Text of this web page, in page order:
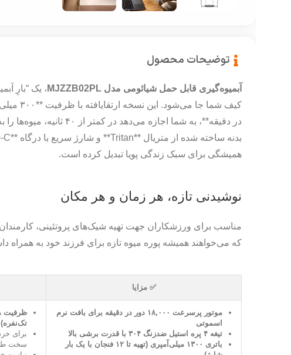
توضیحات محصول
آبمیوه‌گیری قابل حمل شیائومی مدل MJZZB02PL
، یک “بارِ
در دقیقه**، به شما اجازه
همیشگی برای سبک زندگی پویا تبدیل کرده است.
نوشیدنی تازه، هر زمان و هر مکان
مناسب برای ورزشکاران جهت تهیه شیک‌های پروتئینی،
که می‌خواهند همیشه پوره میوه تازه برای فرزند خود به همراه
✅ مزایا
موتور پرسرعت ۱۸,۰۰۰ دور در دقیقه برای بافت نرم
اسموتی
تیغه ۴ پره استیل ضدزنگ ۳۰۴ با قدرت برشی بالا
باتری ۱۳۰۰ میلی‌آمپری (تهیه تا ۱۲ فنجان با یک بار
تک‌نفره)
برای
سخت